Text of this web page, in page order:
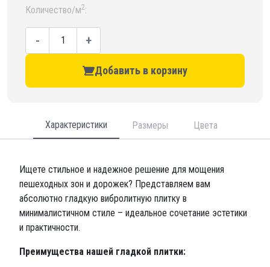
Количество/м2:
- +
Добавить в корзину
Характеристики Размеры Цвета
Ищете стильное и надежное решение для мощения
пешеходных зон и дорожек? Представляем вам
абсолютно гладкую вибролитную плитку в
минималистичном стиле – идеальное сочетание эстетики
и практичности.
Преимущества нашей гладкой плитки: